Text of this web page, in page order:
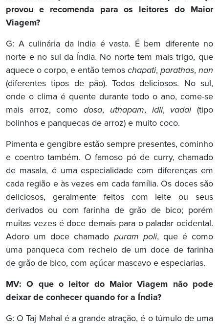
provou e recomenda para os leitores do Maior
Viagem?
G: A culinária da India é vasta. É bem diferente no
norte e no sul da Índia. No norte tem mais trigo, que
aquece o corpo, e então temos chapati, parathas, nan
(diferentes tipos de pão). Todos deliciosos. No sul,
onde o clima é quente durante todo o ano, come-se
mais arroz, comodosa, uthapam, idli, vadai(tipo
bolinhos e panquecas de arroz) e muito coco.
Pimenta e gengibre estão sempre presentes, cominho
e coentro também. O famoso pó de curry, chamado
de masala, é uma especialidade com diferenças em
cada região e às vezes em cada família. Os doces são
deliciosos, geralmente feitos com leite ou seus
derivados ou com farinha de grão de bico; porém
muitas vezes é doce demais para o paladar ocidental.
Adoro um doce chamado puram poli, que é como
uma panqueca com recheio de um doce de farinha
de grão de bico, com açúcar mascavo e especiarias.
MV: O que o leitor do Maior Viagem não pode
deixar de conhecer quando for a Índia?
G: O Taj Mahal é a grande atração, é o túmulo de uma